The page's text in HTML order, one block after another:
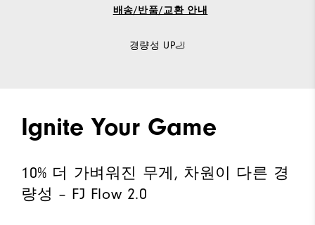
배송/반품/교환 안내
경량성 UP🦶
Ignite Your Game
10% 더 가벼워진 무게, 차원이 다른 경
량성 – FJ Flow 2.0